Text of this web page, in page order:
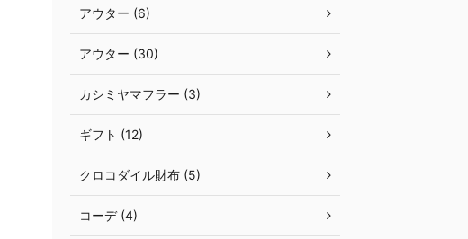
アウター (6)
アウター (30)
カシミヤマフラー (3)
ギフト (12)
クロコダイル財布 (5)
コーデ (4)